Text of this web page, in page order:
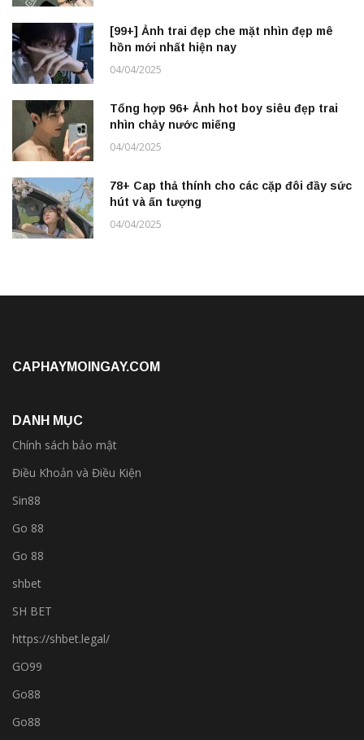
[99+] Ảnh trai đẹp che mặt nhìn đẹp mê
hồn mới nhất hiện nay
04/04/2025
Tổng hợp 96+ Ảnh hot boy siêu đẹp trai
nhìn chảy nước miếng
04/04/2025
78+ Cap thả thính cho các cặp đôi đầy sức
hút và ấn tượng
04/04/2025
CAPHAYMOINGAY.COM
DANH MỤC
Chính sách bảo mật
Điều Khoản và Điều Kiện
Sin88
Go 88
Go 88
shbet
SH BET
https://shbet.legal/
GO99
Go88
Go88